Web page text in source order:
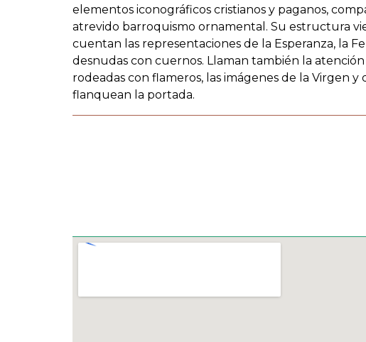
elementos iconográficos cristianos y paganos,
atrevido barroquismo ornamental. Su estructura
cuentan las representaciones de la Esperanza, la
desnudas con cuernos. Llaman también la
rodeadas con flameros, las imágenes de la Virgen
flanquean la portada.